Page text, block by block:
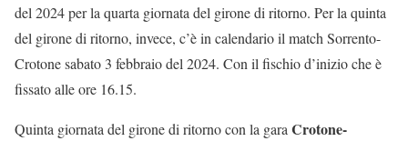
del 2024 per la quarta giornata del girone di ritorno. Per la quinta
del girone di ritorno, invece, c’è in calendario il match Sorrento-
Crotone sabato 3 febbraio del 2024. Con il fischio d’inizio che è
fissato alle ore 16.15.
Quinta giornata del girone di ritorno con la garaCrotone-